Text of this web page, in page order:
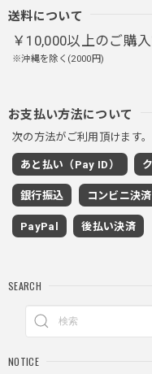
首しまる！ってなるか
2025/11/28
グレー/M
2025/11/
着心地もいいしカジュア
しっかりと重さがある
送料について
￥10,000以上のご購
※沖縄を除く(2000円)
お支払い方法について
次の方法がご利用頂けます。
あと払い（Pay ID）
銀行振込 コンビニ決
PayPal 後払い決済
SEARCH
NOTICE